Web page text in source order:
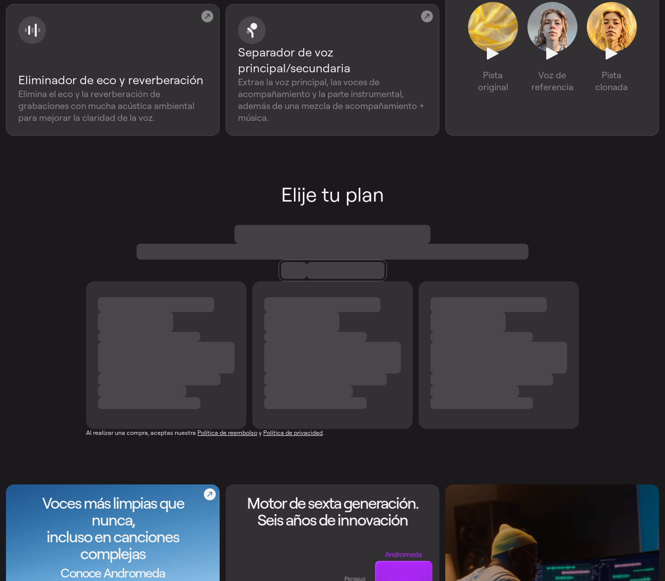
Pista
original
Voz de
referencia
Pista
clonada
Eliminador de eco y reverberación
Elimina el eco y la reverberación de
grabaciones con mucha acústica ambiental
para mejorar la claridad de la voz.
Separador de voz
principal/secundaria
Extrae la voz principal, las voces de
acompañamiento y la parte instrumental,
además de una mezcla de acompañamiento +
música.
Elije tu plan
Al realizar una compra, aceptas nuestra Política de reembolso y Política de privacidad.
Voces más limpias que
nunca,
incluso en canciones
complejas
Conoce Andromeda
Motor de sexta generación.
Seis años de innovación